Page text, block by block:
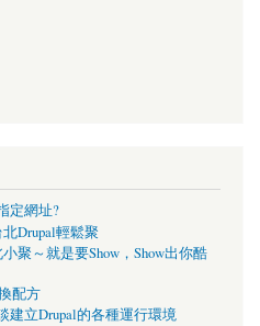
定網址?
Drupal輕鬆聚
聚～就是要Show，Show出你酷
配方
建立Drupal的各種運行環境